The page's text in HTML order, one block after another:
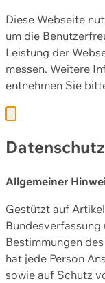
Diese Webseite
um die
Leistung der
messen. Weitere
entnehmen Sie
Allgemeiner
Gestützt auf
Bestimmungen
hat jede Person
sowie auf Schutz